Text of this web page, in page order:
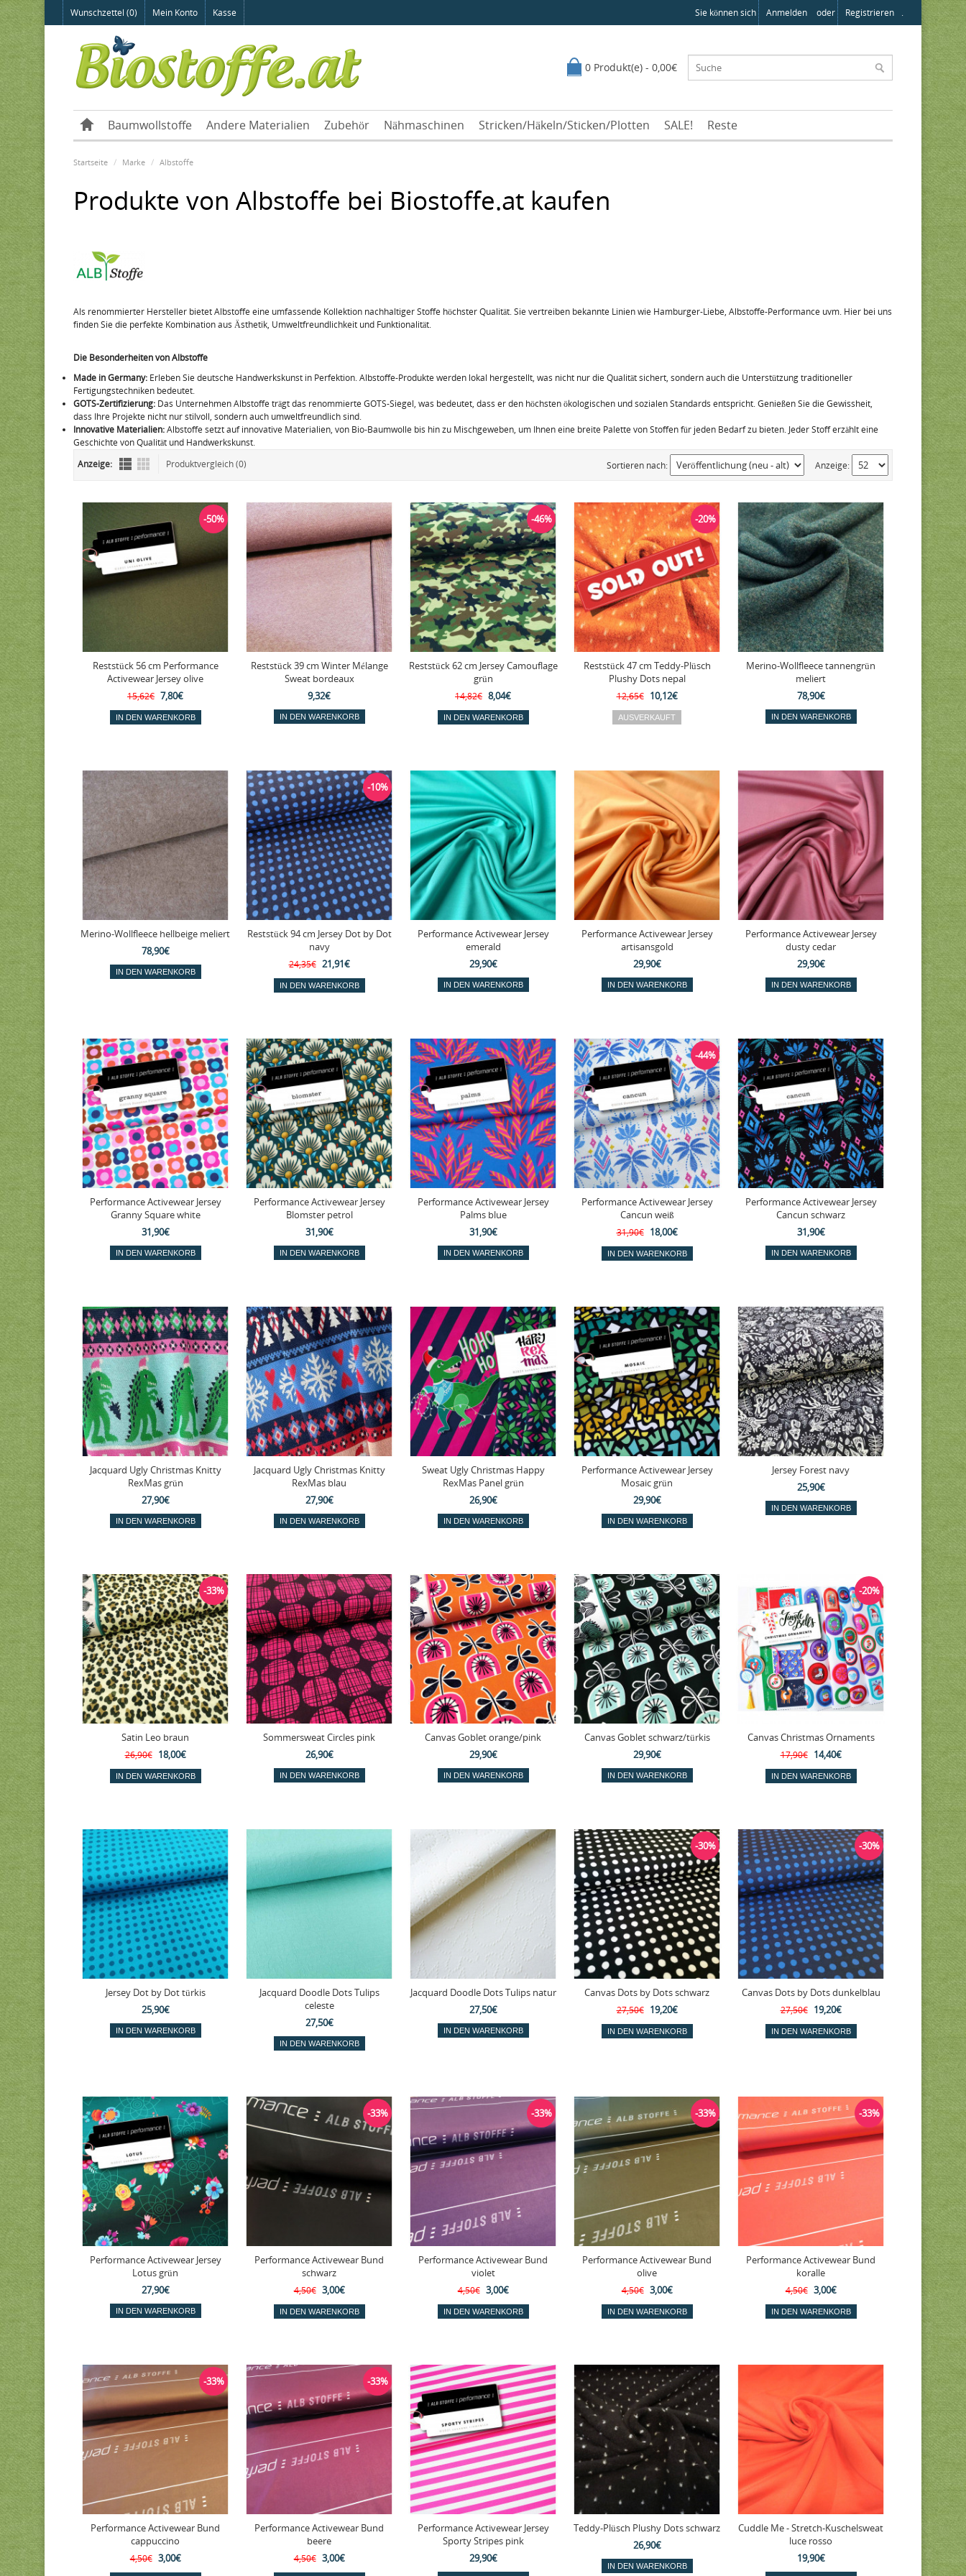
Wunschzettel (0) Mein Konto Kasse Sie können sich Anmelden oder Registrieren .
0 Produkt(e) - 0,00€
Baumwollstoffe Andere Materialien Zubehör Nähmaschinen Stricken/Häkeln/Sticken/Plotten SALE! Reste
Startseite Marke Albstoffe
Produkte von Albstoffe bei Biostoffe.at kaufen
Als renommierter Hersteller bietet Albstoffe eine umfassende Kollektion nachhaltiger Stoffe höchster Qualität. Sie vertreiben bekannte Linien wie Hamburger-Liebe, Albstoffe-Performance uvm. Hier bei uns
finden Sie die perfekte Kombination aus Ästhetik, Umweltfreundlichkeit und Funktionalität.
Die Besonderheiten von Albstoffe
Made in Germany: Erleben Sie deutsche Handwerkskunst in Perfektion. Albstoffe-Produkte werden lokal hergestellt, was nicht nur die Qualität sichert, sondern auch die Unterstützung traditioneller
Fertigungstechniken bedeutet.
GOTS-Zertifizierung: Das Unternehmen Albstoffe trägt das renommierte GOTS-Siegel, was bedeutet, dass er den höchsten ökologischen und sozialen Standards entspricht. Genießen Sie die Gewissheit,
dass Ihre Projekte nicht nur stilvoll, sondern auch umweltfreundlich sind.
Innovative Materialien:Albstoffe setzt auf innovative Materialien, von Bio-Baumwolle bis hin zu Mischgeweben, um Ihnen eine breite Palette von Stoffen für jeden Bedarf zu bieten. Jeder Stoff erzählt eine
Geschichte von Qualität und Handwerkskunst.
Anzeige:
Produktvergleich (0) Anzeige:
Sortieren nach:
Reststück 56 cm Performance
Activewear Jersey olive
15,62€ 7,80€
-50%
Reststück 39 cm Winter Mélange
Sweat bordeaux
9,32€
Reststück 62 cm Jersey Camouflage
grün
14,82€ 8,04€
-46%
Reststück 47 cm Teddy-Plüsch
Plushy Dots nepal
12,65€ 10,12€
-20%
Merino-Wollfleece tannengrün
meliert
78,90€
Merino-Wollfleece hellbeige meliert
78,90€
Reststück 94 cm Jersey Dot by Dot
navy
24,35€ 21,91€
-10%
Performance Activewear Jersey
emerald
29,90€
Performance Activewear Jersey
artisansgold
29,90€
Performance Activewear Jersey
dusty cedar
29,90€
Performance Activewear Jersey
Granny Square white
31,90€
Performance Activewear Jersey
Blomster petrol
31,90€
Performance Activewear Jersey
Palms blue
31,90€
Performance Activewear Jersey
Cancun weiß
31,90€ 18,00€
-44%
Performance Activewear Jersey
Cancun schwarz
31,90€
Jacquard Ugly Christmas Knitty
RexMas grün
27,90€
Jacquard Ugly Christmas Knitty
RexMas blau
27,90€
Sweat Ugly Christmas Happy
RexMas Panel grün
26,90€
Performance Activewear Jersey
Mosaic grün
29,90€
Jersey Forest navy
25,90€
Satin Leo braun
26,90€ 18,00€
-33%
Sommersweat Circles pink
26,90€
Canvas Goblet orange/pink
29,90€
Canvas Goblet schwarz/türkis
29,90€
Canvas Christmas Ornaments
17,90€ 14,40€
-20%
Jersey Dot by Dot türkis
25,90€
Jacquard Doodle Dots Tulips
celeste
27,50€
Jacquard Doodle Dots Tulips natur
27,50€
Canvas Dots by Dots schwarz
27,50€ 19,20€
-30%
Canvas Dots by Dots dunkelblau
27,50€ 19,20€
-30%
Performance Activewear Jersey
Lotus grün
27,90€
Performance Activewear Bund
schwarz
4,50€ 3,00€
-33%
Performance Activewear Bund
violet
4,50€ 3,00€
-33%
Performance Activewear Bund
olive
4,50€ 3,00€
-33%
Performance Activewear Bund
koralle
4,50€ 3,00€
-33%
Performance Activewear Bund
cappuccino
4,50€ 3,00€
-33%
Performance Activewear Bund
beere
4,50€ 3,00€
-33%
Performance Activewear Jersey
Sporty Stripes pink
29,90€
Teddy-Plüsch Plushy Dots schwarz
26,90€
Cuddle Me - Stretch-Kuschelsweat
luce rosso
19,90€